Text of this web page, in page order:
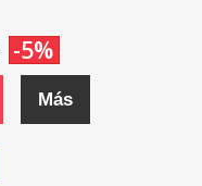
-5%
Más